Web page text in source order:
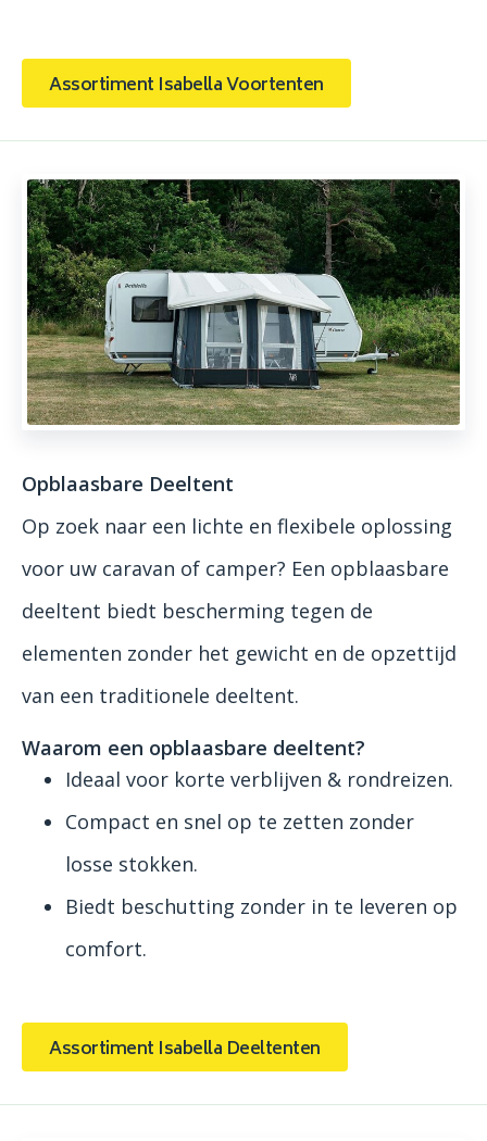
Assortiment Isabella Voortenten
Opblaasbare Deeltent
Op zoek naar een lichte en flexibele oplossing
voor uw caravan of camper? Een opblaasbare
deeltent biedt bescherming tegen de
elementen zonder het gewicht en de opzettijd
van een traditionele deeltent.
Waarom een opblaasbare deeltent?
Ideaal voor korte verblijven & rondreizen.
Compact en snel op te zetten zonder
losse stokken.
Biedt beschutting zonder in te leveren op
comfort.
Assortiment Isabella Deeltenten